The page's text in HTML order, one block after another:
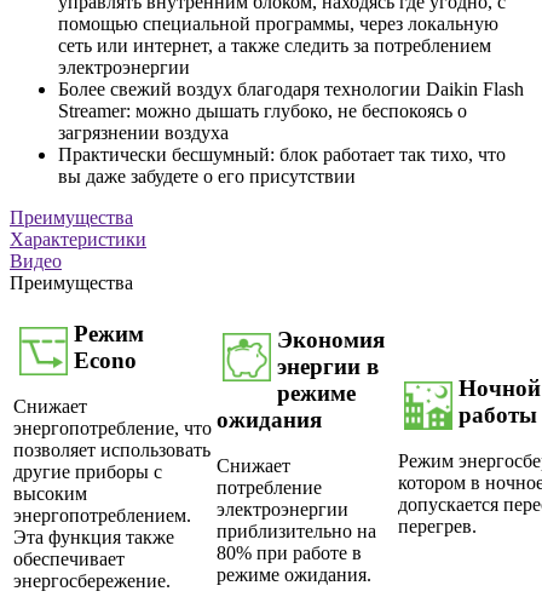
помощью специальной программы, через локальную
сеть или интернет, а также следить за потреблением
электроэнергии
Более свежий воздух благодаря технологии Daikin Flash
Streamer: можно дышать глубоко, не беспокоясь о
загрязнении воздуха
Практически бесшумный: блок работает так тихо, что
вы даже забудете о его присутствии
Преимущества
Характеристики
Видео
Преимущества
Режим
Еcono
Снижает
энергопотребление, что
позволяет использовать
другие приборы с
высоким
энергопотреблением.
Эта функция также
обеспечивает
энергосбережение.
Экономия
энергии в
режиме
ожидания
Снижает
потребление
электроэнергии
приблизительно на
80% при работе в
режиме ожидания.
работы
Режим
котором в
допускается
перегрев.